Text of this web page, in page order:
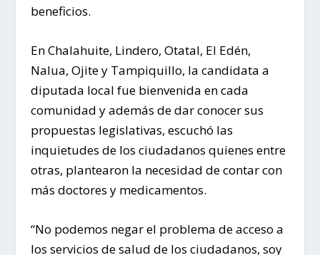
beneficios.
En Chalahuite, Lindero, Otatal, El Edén,
Nalua, Ojite y Tampiquillo, la candidata a
diputada local fue bienvenida en cada
comunidad y además de dar conocer sus
propuestas legislativas, escuchó las
inquietudes de los ciudadanos quienes entre
otras, plantearon la necesidad de contar con
más doctores y medicamentos.
“No podemos negar el problema de acceso a
los servicios de salud de los ciudadanos, soy